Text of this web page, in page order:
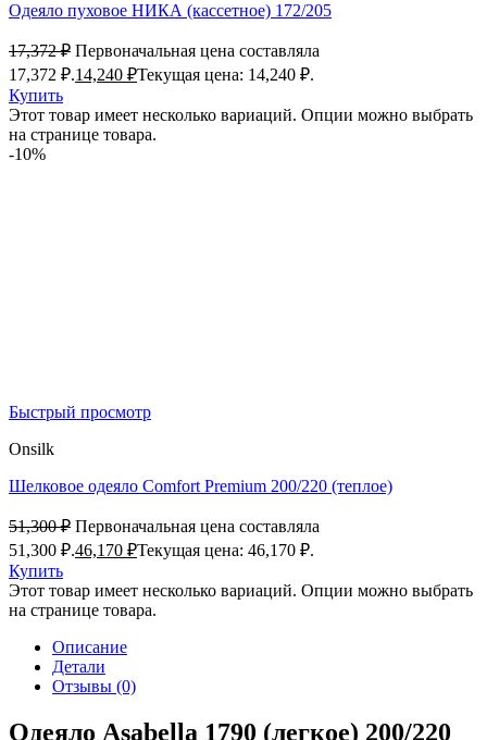
Одеяло пуховое НИКА (кассетное) 172/205
17,372₽ Первоначальная цена составляла
17,372 ₽.14,240 ₽Текущая цена: 14,240 ₽.
Купить
Этот товар имеет несколько вариаций. Опции можно выбрать
на странице товара.
-10%
Быстрый просмотр
Onsilk
Шелковое одеяло Comfort Premium 200/220 (теплое)
51,300₽ Первоначальная цена составляла
51,300 ₽.46,170 ₽Текущая цена: 46,170 ₽.
Купить
Этот товар имеет несколько вариаций. Опции можно выбрать
на странице товара.
Описание
Детали
Отзывы (0)
Одеяло Asabella 1790 (легкое) 200/220